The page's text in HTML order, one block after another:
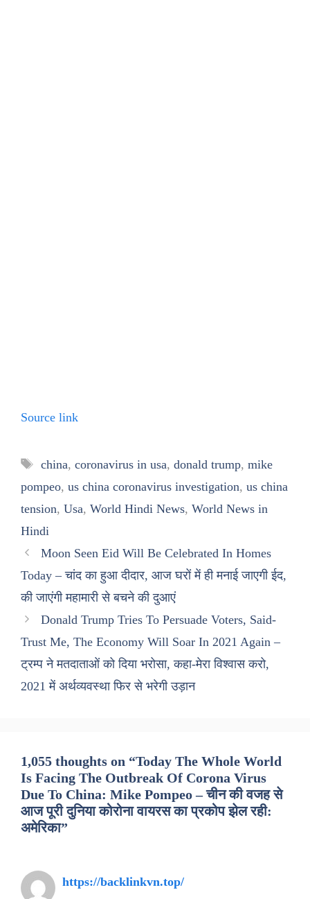
Source link
Tags
china, coronavirus in usa, donald trump, mike
pompeo, us china coronavirus investigation, us china
tension, Usa, World Hindi News, World News in
Hindi
Moon Seen Eid Will Be Celebrated In Homes
Today – चांद का हुआ दीदार, आज घरों में ही मनाई जाएगी ईद,
की जाएंगी महामारी से बचने की दुआएं
Donald Trump Tries To Persuade Voters, Said-
Trust Me, The Economy Will Soar In 2021 Again –
ट्रम्प ने मतदाताओं को दिया भरोसा, कहा-मेरा विश्वास करो,
2021 में अर्थव्यवस्था फिर से भरेगी उड़ान
1,055 thoughts on “Today The Whole World
Is Facing The Outbreak Of Corona Virus
Due To China: Mike Pompeo – चीन की वजह से
आज पूरी दुनिया कोरोना वायरस का प्रकोप झेल रही:
अमेरिका”
https://backlinkvn.top/